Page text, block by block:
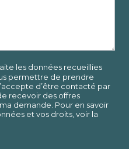
les données recueillies
permettre de prendre
d’être contacté par
recevoir des offres
demande. Pour en savoir
et vos droits, voir la